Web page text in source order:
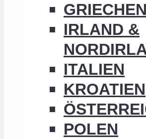
IRLAND &
ITALIEN
KROATIEN
POLEN